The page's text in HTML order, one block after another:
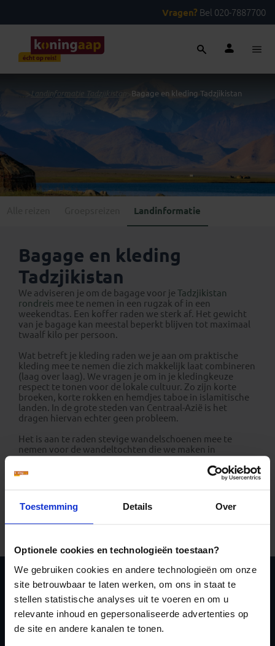
Toestemming Details Over
Optionele cookies en technologieën toestaan?
We gebruiken cookies en andere technologieën om onze
site betrouwbaar te laten werken, om ons in staat te
stellen statistische analyses uit te voeren en om u
relevante inhoud en gepersonaliseerde advertenties op
de site en andere kanalen te tonen.
Vragen? Bel 020-7887700
Landinformatie Tadzjikistan Bagage en kleding Tadzjikistan
Landinformatie
Bagage en kleding
Tadzjikistan
We adviseren je om de bagage voor je Tadzjikistan
rondreis mee te nemen in een rugzak of in een
weekendtas. Een koffer raden we sterk af. Het gewicht
van je bagage kan meestal beperkt blijven tot maximaal
twaalf kilo per persoon.
Wat betreft je kleding raden we je aan om praktische
kleding mee te nemen die zich makkelijk laat combineren
(laag over laag). We vragen je om in je kledingkeuze
respect te tonen voor de lokale cultuur. Zo zijn korte
broeken, korte rokken en hemdjes taboe in islamitische
landen. In de grote steden van Centraal-Azië is het
dragen hiervan echter geen probleem.
Het is aan te raden stevige wandelschoenen mee te
nemen voor de wandeltochten die we maken in
Tadjikistan.
bijvoorbeeld: zaklamp, waterfles, naaigerei, wasmiddel,
universeel geldige verloopstekker, reisgids, voldoende
fotomateriaal, pet, toiletartikelen, badslippers,
zwemkleding, wekker, schrijfgerei, schaartje, beker en
Schrijf je in voor de
nieuwsbrief